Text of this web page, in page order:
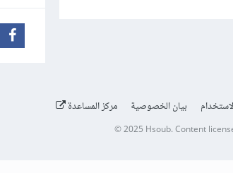
بيان الخصوصية مركز المساعدة
© 2025 Hsoub.Content